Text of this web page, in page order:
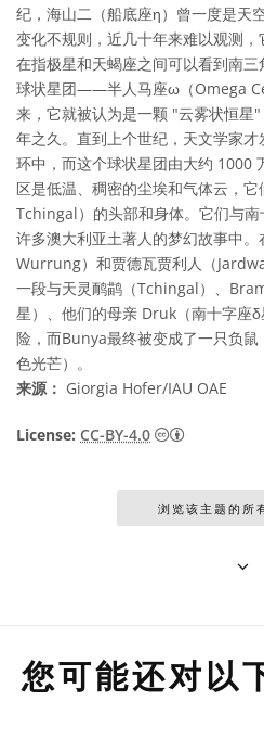
纪，海山二（船底座η）曾一度是天
变化不规则，近几十年来难以观测，
在指极星和天蝎座之间可以看到南
球状星团——半人马座ω（Omega
来，它就被认为是一颗 "云雾状恒星
年之久。直到上个世纪，天文学家
环中，而这个球状星团由大约 1000
区是低温、稠密的尘埃和气体云，
Tchingal）的头部和身体。它们与
许多澳大利亚土著人的梦幻故事中
Wurrung）和贾德瓦贾利人（
一段与天灵鸸鹋（Tchingal）、
星）、他们的母亲 Druk（南十字座
险，而Bunya最终被变成了一只负
色光芒）。
来源： Giorgia Hofer/IAU OAE
License: CC-BY-4.0 知识共享许
浏览该主题的所
您可能还对以